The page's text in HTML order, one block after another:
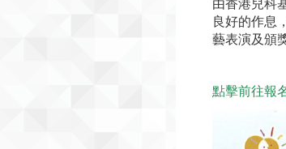
由香港兒科
良好的作息
藝表演及頒
點擊前往報